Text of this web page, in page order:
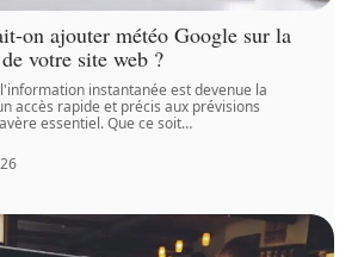
on ajouter météo Google sur la
votre site web ?
instantanée est devenue la
accès rapide et précis aux prévisions
essentiel. Que ce soit…